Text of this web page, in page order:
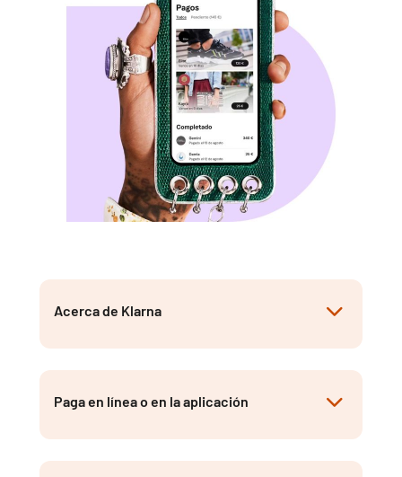
Acerca de Klarna
Paga en línea o en la aplicación